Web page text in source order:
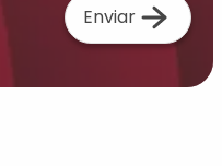
Enviar